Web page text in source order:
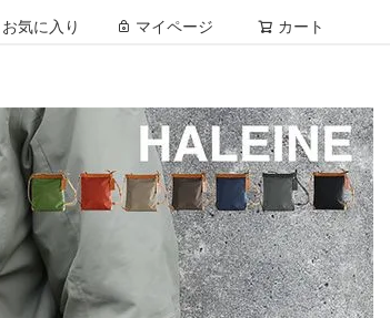
お気に入り マイページ カート